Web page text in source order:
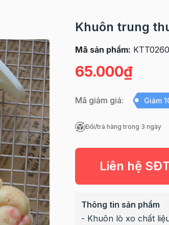
Khuôn trung
Mã sản phẩm: KTT0260
65.000₫
Mã giảm giá: Giảm
Đổi/trả hàng trong 3 ngày
Liên hệ
Thông tin sản phẩm
- Khuôn lò xo chất